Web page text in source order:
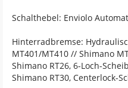
Schalthebel: Enviolo
Hinterradbremse:
MT401/MT410 // Shimano
Shimano RT26, 6-Loch-
Shimano RT30, Centerlock-